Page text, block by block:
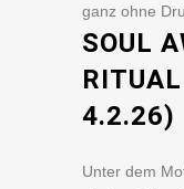
ganz ohne
SOUL
4.2.26)
Unter dem